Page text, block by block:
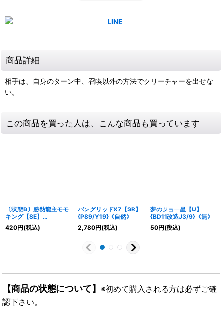
商品詳細
相手は、自身のターン中、召喚以外の方法でクリーチャーを出せな
い。
この商品を買った人は、こんな商品も買っています
〔状態B〕勝熱龍主モモ
キング【SE】
{EX13KM1秘2/KM2}
《多》
420円(税込)
バングリッドX7【SR】
{P89/Y19}《自然》
2,780円(税込)
夢のジョー星【U】
{BD11改造J3/9}《無》
50円(税込)
【商品の状態について】 ※初めて購入される方は必ずご確
認下さい。